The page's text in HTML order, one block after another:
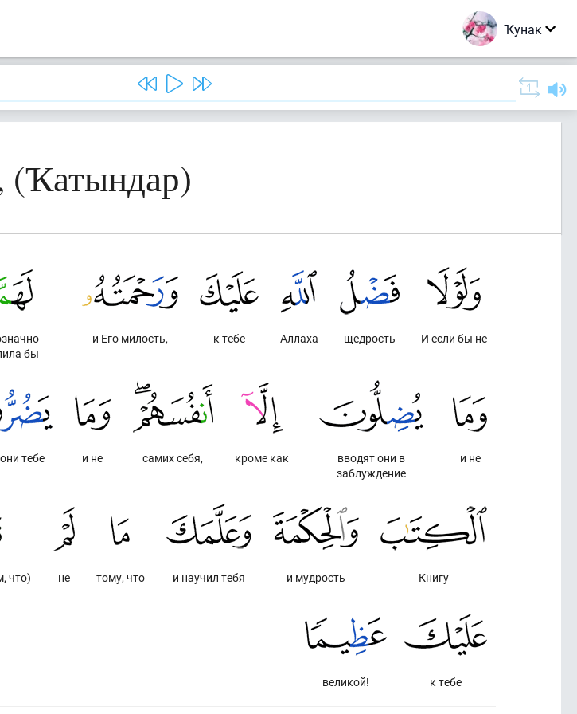
Ҡунак
(Ҡатындар)
И если бы не
щедрость
Аллаха
к тебе
и Его милость,
бы
и не
вводят они в
заблуждение
кроме как
самих себя,
и не
тебе
Книгу
и мудрость
и научил тебя
тому, что
не
что)
к тебе
великой!